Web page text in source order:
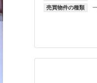
売買物件の種類